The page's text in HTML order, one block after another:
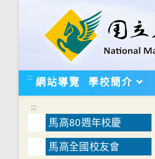
::: 網站導覽 學校簡介
:::
馬高80週年校慶
馬高全國校友會